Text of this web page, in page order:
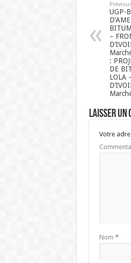
UGP-
–
:
DE
LOLA
Laisser un
Votre
Nom *